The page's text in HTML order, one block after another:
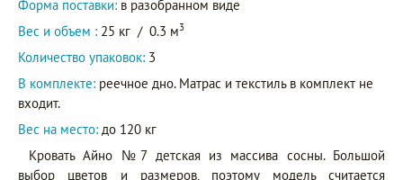
Форма поставки: в разобранном виде
Вес и объем : 25 кг / 0.3 м3
Количество упаковок: 3
В комплекте: реечное дно. Матрас и текстиль в комплект не
входит.
Вес на место: до 120 кг
Кровать Айно №7 детская из массива сосны. Большой
выбор цветов и размеров, поэтому модель считается